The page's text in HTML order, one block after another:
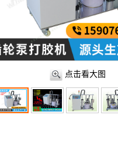
点击看大图